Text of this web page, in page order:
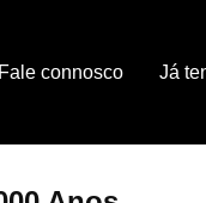
Fale connosco Já